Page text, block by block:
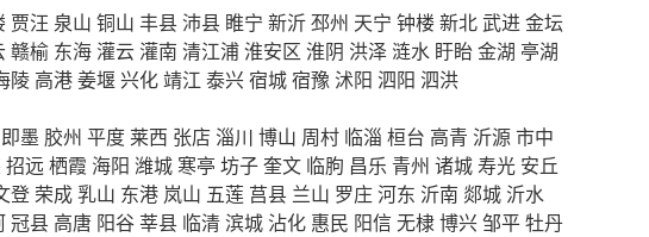
贾汪 泉山 铜山 丰县 沛县 睢宁 新沂邳州 天宁 钟楼 新北武进金坛
赣榆 东海灌云灌南 清江浦淮安区 淮阴 洪泽 涟水 盱眙金湖 亭湖
陵 高港姜堰兴化靖江 泰兴宿城宿豫 沭阳 泗阳 泗洪
即墨 胶州 平度 莱西 张店 淄川 博山 周村 临淄 桓台 高青 沂源市中
招远 栖霞 海阳 潍城 寒亭 坊子奎文 临朐 昌乐 青州 诸城寿光 安丘
登 荣成乳山 东港 岚山 五莲 莒县 兰山 罗庄河东 沂南 郯城 沂水
冠县 高唐 阳谷莘县 临清滨城 沾化 惠民 阳信无棣博兴邹平牡丹